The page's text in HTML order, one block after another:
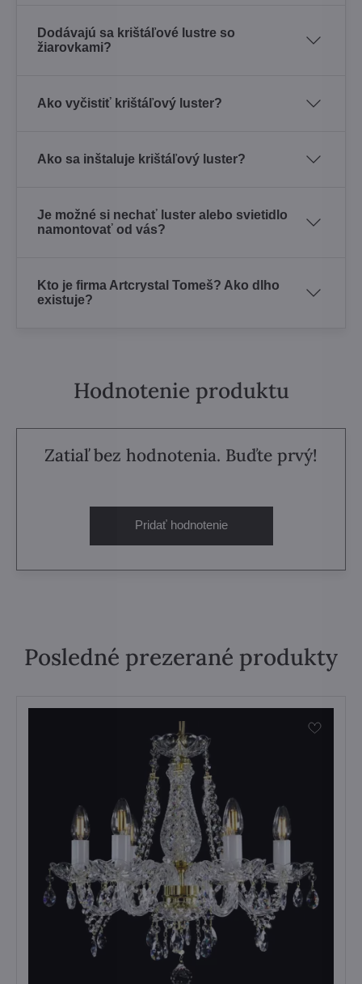
Dodávajú sa krištáľové lustre so
žiarovkami?
Ako vyčistiť krištáľový luster?
Ako sa inštaluje krištáľový luster?
Je možné si nechať luster alebo svietidlo
namontovať od vás?
Kto je firma Artcrystal Tomeš? Ako dlho
existuje?
Hodnotenie produktu
Zatiaľ bez hodnotenia. Buďte prvý!
Pridať hodnotenie
Posledné prezerané produkty